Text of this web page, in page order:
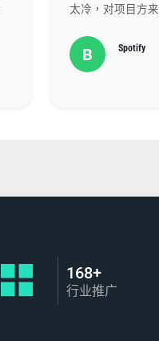
太冷，对项目方
B Spotify
168+
行业推广